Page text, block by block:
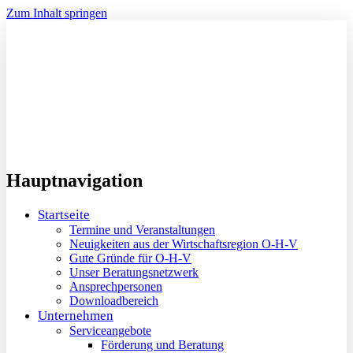
Zum Inhalt springen
Hauptnavigation
Startseite
Termine und Veranstaltungen
Neuigkeiten aus der Wirtschaftsregion O-H-V
Gute Gründe für O-H-V
Unser Beratungsnetzwerk
Ansprechpersonen
Downloadbereich
Unternehmen
Serviceangebote
Förderung und Beratung